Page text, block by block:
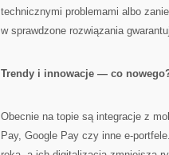
technicznymi problemami albo
w sprawdzone rozwiązania
Trendy i innowacje — co
Obecnie na topie są integracje z
Pay, Google Pay czy inne e-